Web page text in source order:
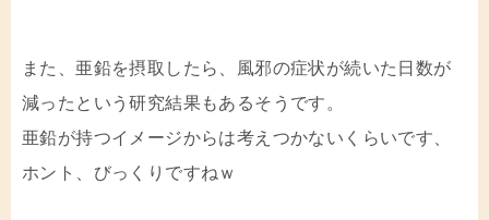
また、亜鉛を摂取したら、風邪の症状が続いた日数が
減ったという研究結果もあるそうです。
亜鉛が持つイメージからは考えつかないくらいです、
ホント、びっくりですねｗ